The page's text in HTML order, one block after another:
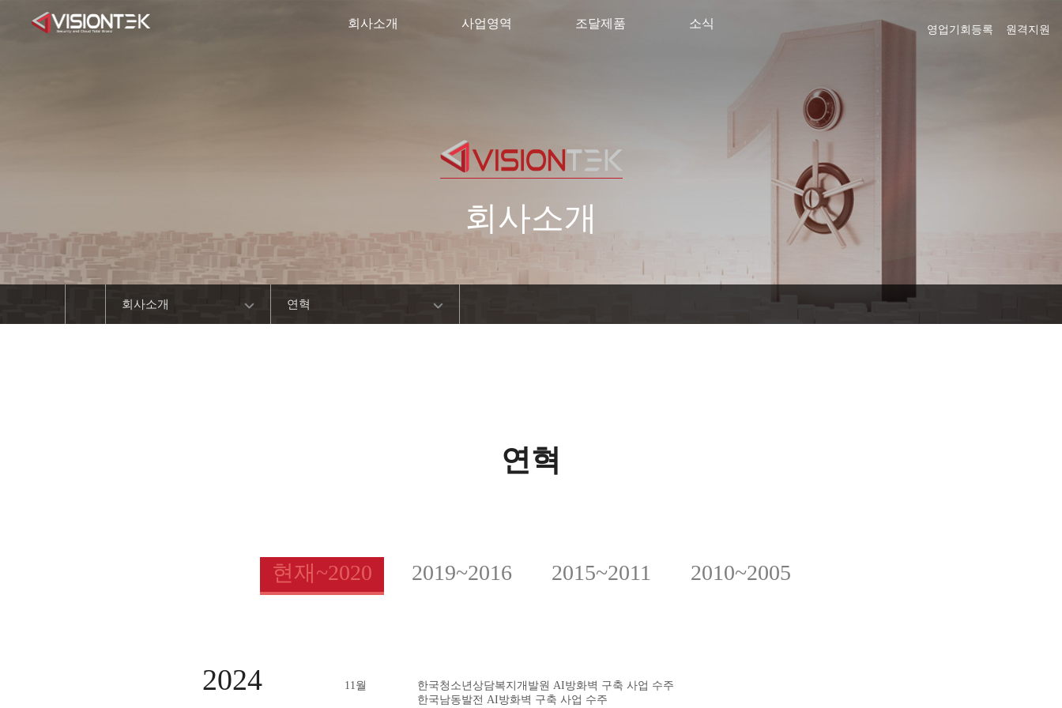
원격지원
영업기회등록
회사소개 사업영역 조달제품 소식
회사소개
회사소개 연혁
연혁
현재~2020 2019~2016 2015~2011 2010~2005
2024 11월
한국청소년상담복지개발원 AI방화벽 구축 사업 수주
한국남동발전 AI방화벽 구축 사업 수주